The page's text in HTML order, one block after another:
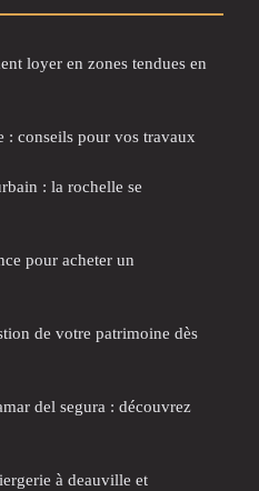
loyer en zones tendues en
: conseils pour vos travaux
: la rochelle se
pour acheter un
de votre patrimoine dès
del segura : découvrez
à deauville et